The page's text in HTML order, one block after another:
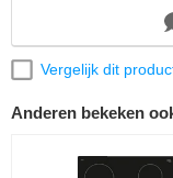
Vergelijk dit
Anderen bekeken